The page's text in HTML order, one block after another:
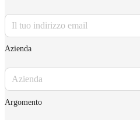
Azienda
Argomento